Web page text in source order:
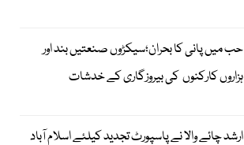
حب میں پانی کا بحران؛سیکڑوں صنعتیں بند اور
ہزاروں کارکنوں کی بیروزگاری کے خدشات
ارشد چائے والا نے پاسپورٹ تجدید کیلئے اسلام آباد